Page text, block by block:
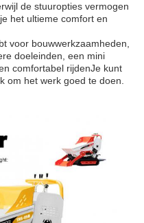
de stuuropties vermogen
het ultieme comfort en
voor bouwwerkzaamheden,
doeleinden, een mini
comfortabel rijdenJe kunt
om het werk goed te doen.